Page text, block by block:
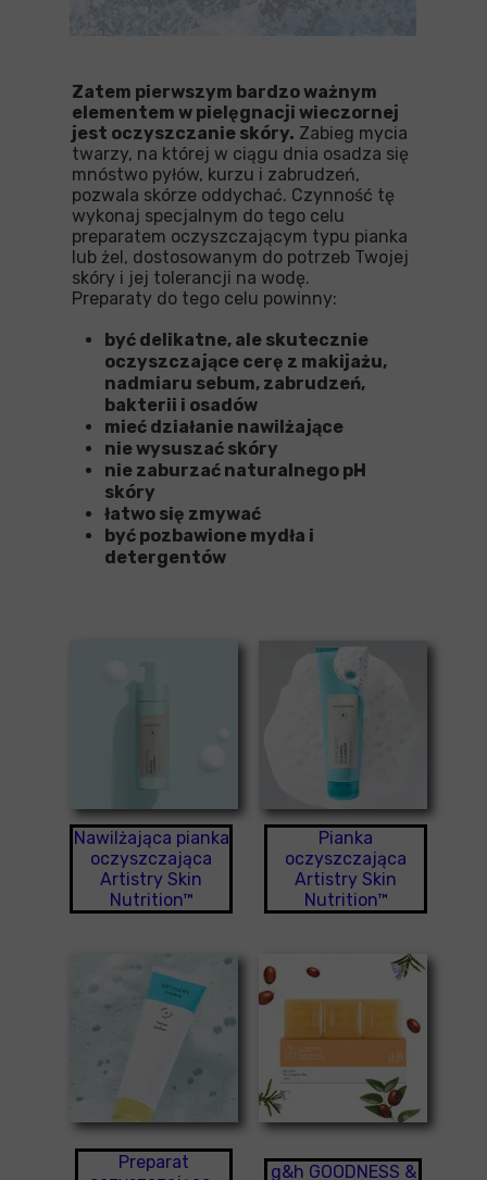
Zatem pierwszym bardzo ważnym
elementem w pielęgnacji wieczornej
jest oczyszczanie skóry. Zabieg mycia
twarzy, na której w ciągu dnia osadza się
mnóstwo pyłów, kurzu i zabrudzeń,
pozwala skórze oddychać. Czynność tę
wykonaj specjalnym do tego celu
preparatem oczyszczającym typu pianka
lub żel, dostosowanym do potrzeb Twojej
skóry i jej tolerancji na wodę.
Preparaty do tego celu powinny:
być delikatne, ale skutecznie
oczyszczające cerę z makijażu,
nadmiaru sebum, zabrudzeń,
bakterii i osadów
mieć działanie nawilżające
nie wysuszać skóry
nie zaburzać naturalnego pH
skóry
łatwo się zmywać
być pozbawione mydła i
detergentów
Pianka
oczyszczająca
Artistry Skin
Nutrition™
g&h GOODNESS &
Preparat
Nawilżająca pianka
oczyszczająca
Artistry Skin
Nutrition™